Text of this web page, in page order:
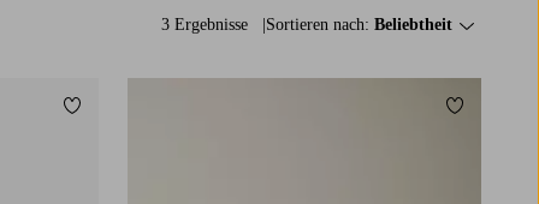
3 Ergebnisse Sortieren nach: Beliebtheit
Zu Favoriten hinzufügen Zu